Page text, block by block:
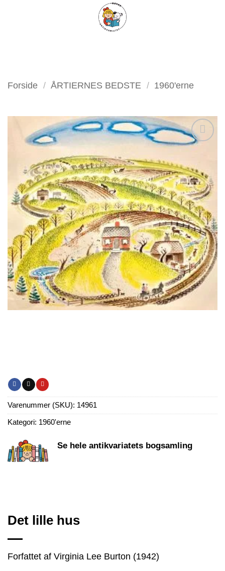
FILTER
Forside / ÅRTIERNES BEDSTE / 1960'erne
favorit
Varenummer (SKU): 14961
Kategori: 1960'erne
Se hele antikvariatets bogsamling
Det lille hus
Forfattet af Virginia Lee Burton (1942)